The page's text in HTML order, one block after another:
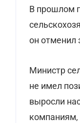
В прошлом
он отменил
Министр
не имел
выросли
компаниям,